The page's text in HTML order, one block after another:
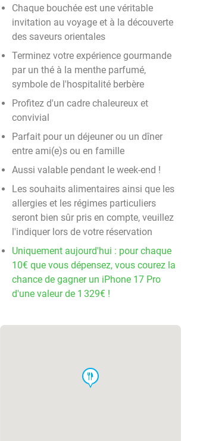
Chaque bouchée est une véritable
invitation au voyage et à la découverte
des saveurs orientales
Terminez votre expérience gourmande
par un thé à la menthe parfumé,
symbole de l'hospitalité berbère
Profitez d'un cadre chaleureux et
convivial
Parfait pour un déjeuner ou un dîner
entre ami(e)s ou en famille
Aussi valable pendant le week-end !
Les souhaits alimentaires ainsi que les
allergies et les régimes particuliers
seront bien sûr pris en compte, veuillez
l'indiquer lors de votre réservation
Uniquement aujourd'hui : pour chaque
10€ que vous dépensez, vous courez la
chance de gagner un iPhone 17 Pro
d'une valeur de 1 329€ !
food